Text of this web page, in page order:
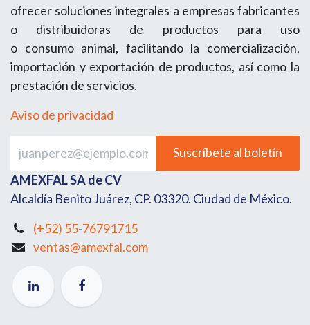
ofrecer soluciones integrales a empresas fabricantes
o distribuidoras de productos para uso
o consumo animal, facilitando la comercialización,
importación y exportación de productos, así como la
prestación de servicios.
Aviso de privacidad
Suscríbete al boletín
AMEXFAL SA de CV
Alcaldía Benito Juárez, CP. 03320. Ciudad de México.
(+52) 55-76791715
ventas@amexfal.com